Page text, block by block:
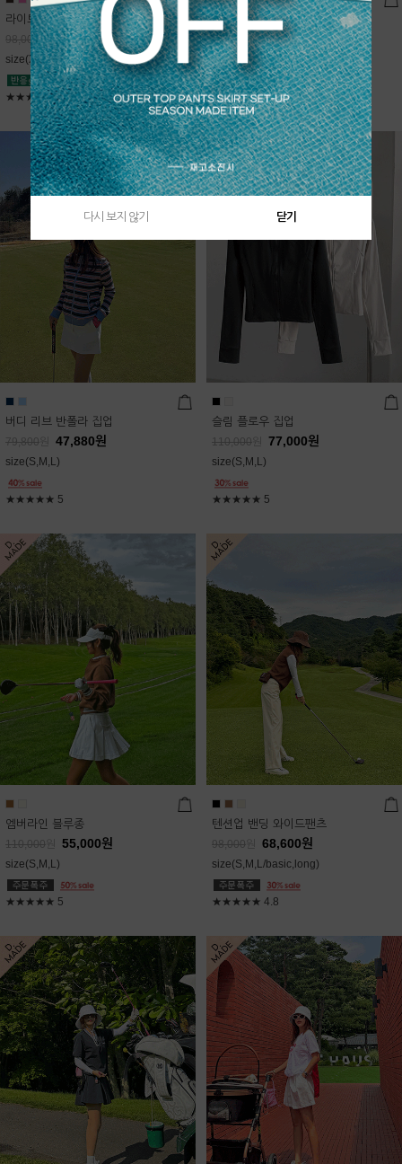
라이트데님 핀턱 스커트
98,000원 68,600원
size(XS,S,M,L)
★★★★★5
블룸 하이넥 니트집업
Sold Out
free(44~66)
★★★★★4.9
버디 리브 반폴라 집업
79,800 47,880원
size(S,M,L)
★★★★★ 5
슬림 플로우 집업
110,000 77,000원
size(S,M,L)
★★★★★ 5
엠버라인 블루종
110,000 55,000원
size(S,M,L)
★★★★★ 5
텐션업 밴딩 와이드팬츠
98,000 68,600원
size(S,M,L/basic,long)
★★★★★ 4.8
다시 보지 않기 닫기